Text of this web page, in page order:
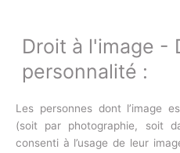
Droit à l'image -
personnalité :
Les personnes dont l’image
(soit par photographie, soit
consenti à l’usage de leur